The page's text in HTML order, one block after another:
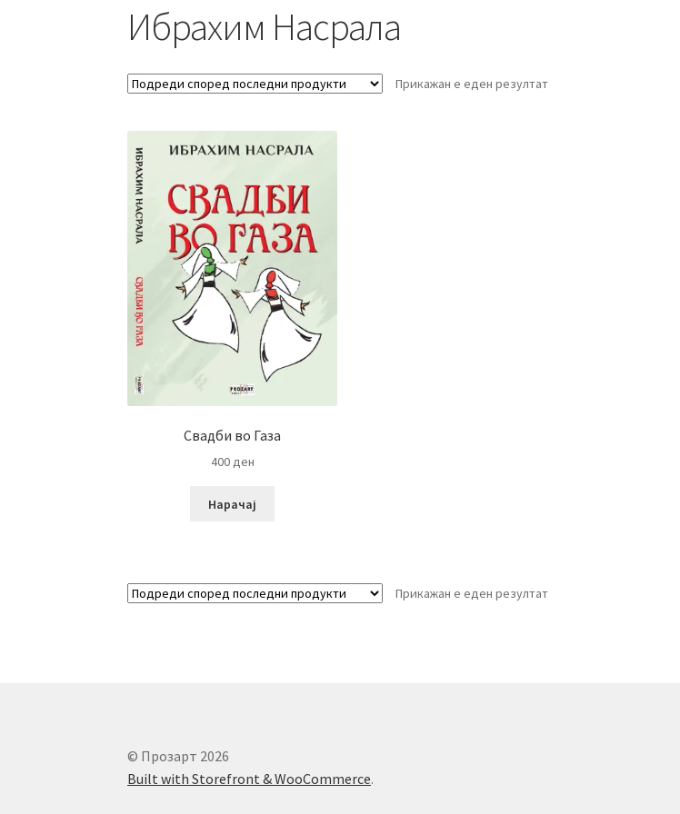
Ибрахим Насрала
Прикажан е еден резултат
Свадби во Газа
400ден
Нарачај
Прикажан е еден резултат
© Прозарт 2026
Built with Storefront & WooCommerce.